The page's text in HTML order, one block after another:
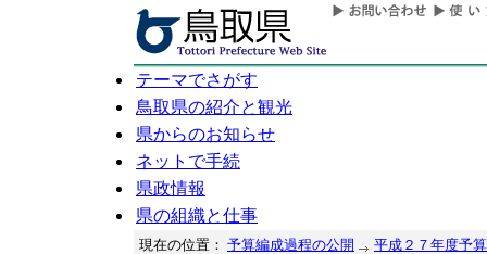
テーマでさがす
鳥取県の紹介と観光
県からのお知らせ
ネットで手続
県政情報
県の組織と仕事
現在の位置： 予算編成過程の公開 平成２７年度予算